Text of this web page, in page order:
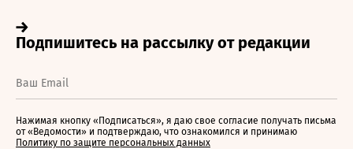
Нажимая кнопку «Подписаться», я даю свое согласие получать письма
от «Ведомости» и подтверждаю, что ознакомился и принимаю
Политику по защите персональных данных